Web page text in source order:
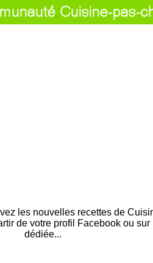
les nouvelles recettes de
de votre profil Facebook ou sur
dédiée...